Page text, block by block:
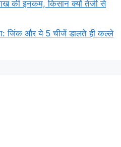
की इनकम, किसान क्यों तेजी से
जिंक और ये 5 चीजें डालते ही कल्ले